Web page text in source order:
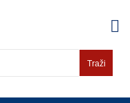
Traži